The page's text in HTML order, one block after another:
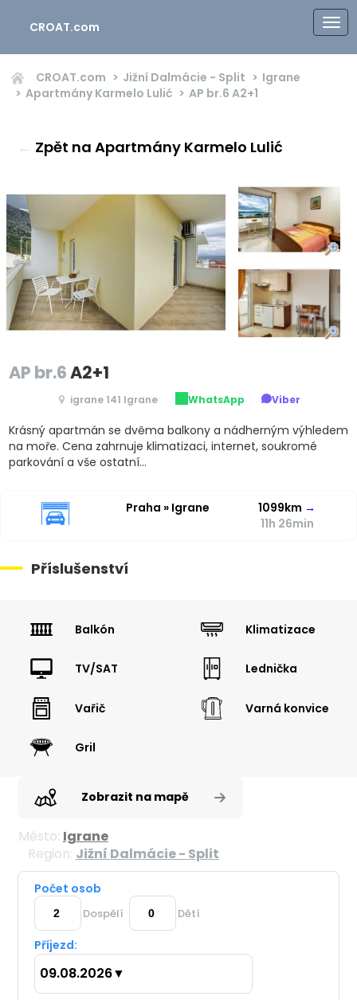
CROAT.com
CROAT.com Jižní Dalmácie - Split
Igrane
Apartmány Karmelo Lulić
AP br.6 A2+1
← Zpět na Apartmány Karmelo Lulić
AP br.6A2+1
igrane 141 Igrane WhatsApp Viber
Krásný apartmán se dvěma balkony a nádherným výhledem
na moře. Cena zahrnuje klimatizaci, internet, soukromé
parkování a vše ostatní...
Praha » Igrane 1099km →
11h 26min
Příslušenství
Balkón Klimatizace
TV/SAT Lednička
Vařič Varná konvice
Gril
Zobrazit na mapě
Město: Igrane
Region: Jižní Dalmácie - Split
Počet osob
Dospělí Dětí
Příjezd:
09.08.2026▼